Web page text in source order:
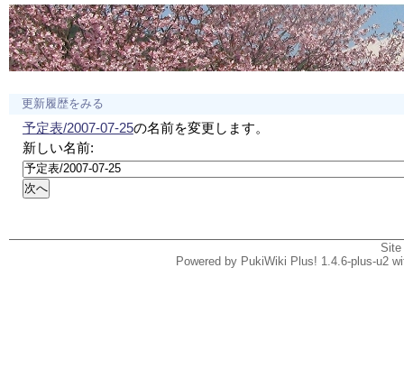
更新履歴をみる
予定表/2007-07-25の名前を変更します。
新しい名前:
Powered by PukiWiki Plus! 1.4.6-plus-u2